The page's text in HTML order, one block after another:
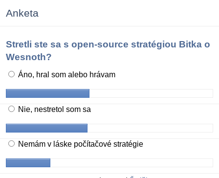
Anketa
Stretli ste sa s open-source stratégiou Bitka o
Wesnoth?
Áno, hral som alebo hrávam
Nie, nestretol som sa
Nemám v láske počítačové stratégie